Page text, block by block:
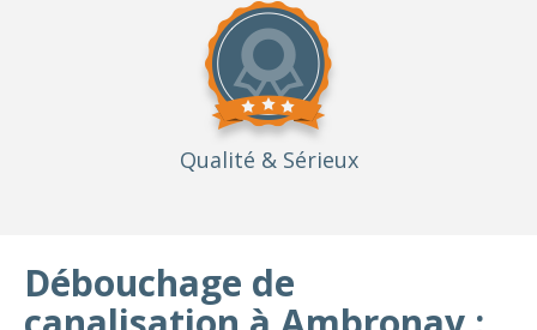
Qualité & Sérieux
Débouchage de